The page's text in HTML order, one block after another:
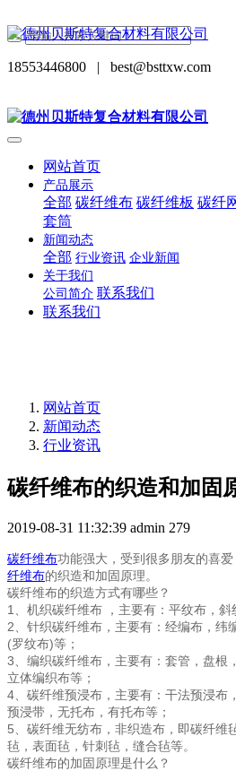
18553446800 | best@bsttxw.com
网站首页
产品展示
全部 碳纤维布 碳纤维板 碳纤
套筒
新闻动态
全部 行业资讯 企业新闻
关于我们
公司简介 联系我们
联系我们
网站首页
新闻动态
行业资讯
碳纤维布的织造和加固
2019-08-31 11:32:39 admin 279
碳纤维布功能强大，受到很多朋友的喜
纤维布的织造和加固原理。
碳纤维布的织造方式有哪些？
1、机织碳纤维布 ，主要有：平纹布，斜
2、针织碳纤维布，主要有：经编布，纬
(罗纹布)等；
3、编织碳纤维布，主要有：套管，盘根
立体编织布等；
4、碳纤维预浸布，主要有：干法预浸布
预浸带，无托布，有托布等；
5、碳纤维无纺布，非织造布，即碳纤维
毡，表面毡，针刺毡，缝合毡等。
碳纤维布的加固原理是什么？